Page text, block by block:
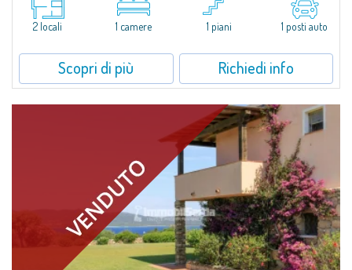
Bilocale con posto barca e gommone – Puntaldia In una delle posizioni più
esclusive di Puntaldia, un curato bilocale su due livelli con vista mare,
immerso nel verde del comprensorio. Venduto "chiavi...
2 locali 1 camere 1 piani 1 posti auto
Scopri di più Richiedi info